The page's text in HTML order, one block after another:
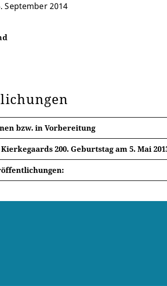
September 2014
bzw. in Vorbereitung
200. Geburtstag am 5. Mai
Ausgewählte Journale. Band 1.
2013
De Gruyter 2017.